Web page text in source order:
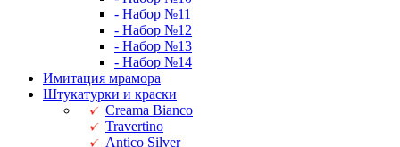
- Набор №11
- Набор №12
- Набор №13
- Набор №14
Имитация мрамора
Штукатурки и краски
Creama Bianco
Travertino
Antico Silver